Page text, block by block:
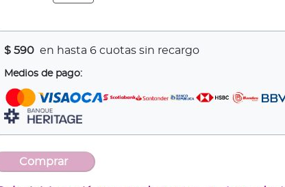
$ 590 en hasta 6 cuotas sin recargo
Medios de pago: